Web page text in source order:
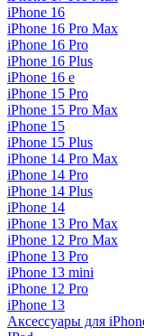
iPhone 16
iPhone 16 Pro Max
iPhone 16 Pro
iPhone 16 Plus
iPhone 16 e
iPhone 15 Pro
iPhone 15 Pro Max
iPhone 15
iPhone 15 Plus
iPhone 14 Pro Max
iPhone 14 Pro
iPhone 14 Plus
iPhone 14
iPhone 13 Pro Max
iPhone 12 Pro Max
iPhone 13 Pro
iPhone 13 mini
iPhone 12 Pro
iPhone 13
Аксессуары для